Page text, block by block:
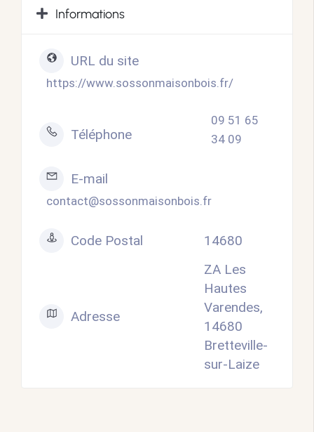
Informations
URL du site
https://www.sossonmaisonbois.fr/
Téléphone
09 51 65
34 09
E-mail
contact@sossonmaisonbois.fr
Code Postal 14680
Adresse
ZA Les
Hautes
Varendes,
14680
Bretteville-
sur-Laize